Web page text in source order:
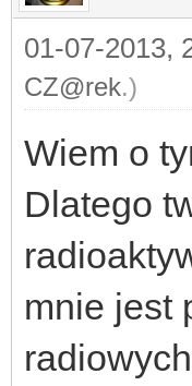
01-07-2013,
CZ@rek.)
Wiem o
Dlatego
mnie jest